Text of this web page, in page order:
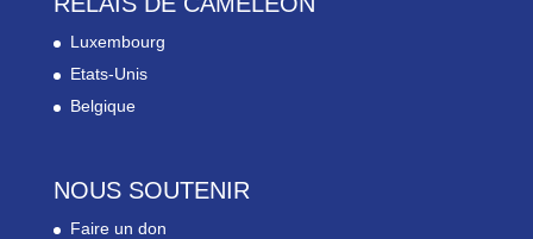
Luxembourg
Etats-Unis
Belgique
NOUS SOUTENIR
Faire un don